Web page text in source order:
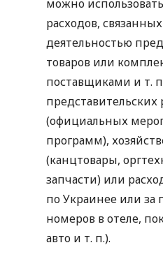
можно
расходов,
деятельностью
товаров или
поставщиками и т.
представительских
(официальных
программ),
(канцтовары,
запчасти) или
по Украинее или за
номеров в отеле,
авто и т. п.).